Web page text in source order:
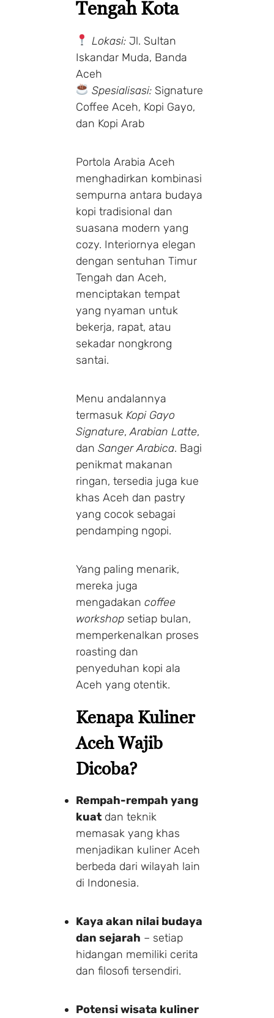
Tengah Kota
Lokasi:Jl. Sultan
Iskandar Muda, Banda
Aceh
Spesialisasi:Signature
Coffee Aceh, Kopi Gayo,
dan Kopi Arab
Portola Arabia Aceh
menghadirkan kombinasi
sempurna antara budaya
kopi tradisional dan
suasana modern yang
cozy. Interiornya elegan
dengan sentuhan Timur
Tengah dan Aceh,
menciptakan tempat
yang nyaman untuk
bekerja, rapat, atau
sekadar nongkrong
santai.
Menu andalannya
termasuk Kopi Gayo
Signature,Arabian Latte,
dan Sanger Arabica. Bagi
penikmat makanan
ringan, tersedia juga kue
khas Aceh dan pastry
yang cocok sebagai
pendamping ngopi.
Yang paling menarik,
mereka juga
mengadakan coffee
workshop setiap bulan,
memperkenalkan proses
roasting dan
penyeduhan kopi ala
Aceh yang otentik.
Kenapa Kuliner
Aceh Wajib
Dicoba?
Rempah-rempah yang
kuat dan teknik
memasak yang khas
menjadikan kuliner Aceh
berbeda dari wilayah lain
di Indonesia.
Kaya akan nilai budaya
dan sejarah – setiap
hidangan memiliki cerita
dan filosofi tersendiri.
Potensi wisata kuliner